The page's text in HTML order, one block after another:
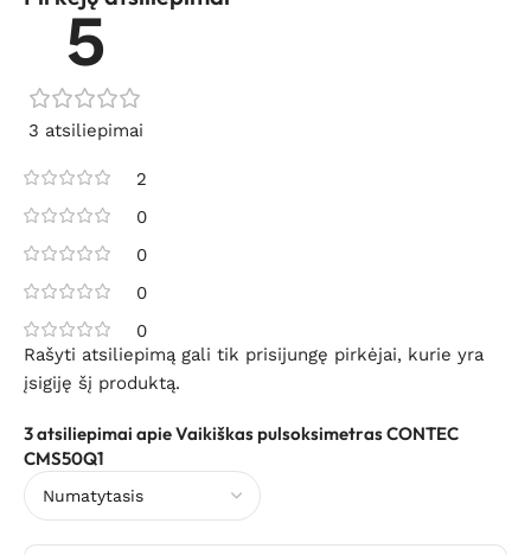
5
3 atsiliepimai
2
0
0
0
0
3 atsiliepimai apieVaikiškas pulsoksimetras CONTEC
CMS50Q1
Rašyti atsiliepimą gali tik prisijungę pirkėjai, kurie yra
įsigiję šį produktą.